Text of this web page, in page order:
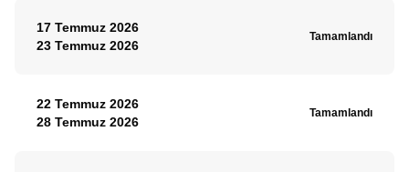
17 Temmuz 2026
23 Temmuz 2026
Tamamlandı
22 Temmuz 2026
28 Temmuz 2026
Tamamlandı